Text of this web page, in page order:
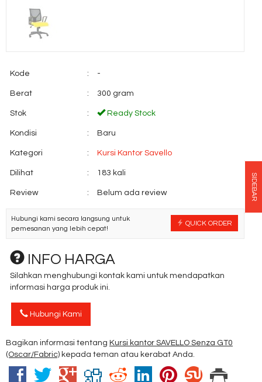
Kode : -
Berat : 300 gram
Stok : Ready Stock
Kondisi : Baru
Kategori : Kursi Kantor Savello
Dilihat : 183 kali
Review : Belum ada review
QUICK ORDER
Hubungi kami secara langsung untuk
pemesanan yang lebih cepat!
INFO HARGA
Silahkan menghubungi kontak kami untuk mendapatkan
informasi harga produk ini.
Hubungi Kami
Bagikan informasi tentang Kursi kantor SAVELLO Senza GT0
(Oscar/Fabric) kepada teman atau kerabat Anda.
SIDEBAR